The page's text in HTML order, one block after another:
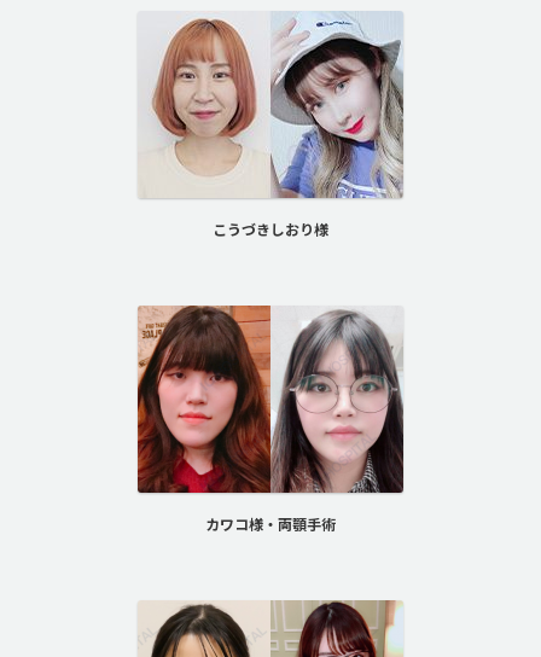
こうづきしおり様
カワコ様・両顎手術